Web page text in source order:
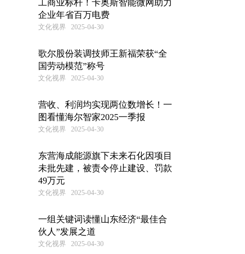
工商业标杆！卡奥斯智能微网助力
企业年省百万​电费
文化视界 2025-04-30
歌尔股份装调技师王新福荣获“全
国劳动模范”称号
文化视界 2025-04-30
营收、利润均实现两位数增长！一
图看懂海尔智家2025一季报
文化视界 2025-04-30
东营海成能源旗下未来石化因项目
未批先建，被责令停止建设、罚款
49万元
文化视界 2025-04-30
一组关键词读懂山东经济“最佳合
伙人”发展之道
文化视界 2025-04-30